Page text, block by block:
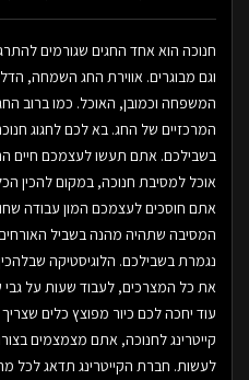
חנוכה הוא אחד החגים שגורמים
וגם מבוגרים. אווירת החג השמחה,
המשפחה וכמובן, האוכל. כמו ברוב
המרכזיים של החג. בא לכם לחגוג
בשבילכם. אתם תעשו לעצמכם חיים
אוכל למסיבת חנוכה, במקום להכין
אתם חוסכים לעצמכם המון עבודה
המסיבה שתהיה מהנה בשביל
נגמרת בשבילכם. הלוגיסטיקה
את כל המצרכים, לעבוד שעות על גבי
עוד יחכה לכם כיור מפוצץ כלים
קייטרינג לחנוכה, אתם מצמצמים
לעשות. חברת הקייטרינג תדאג לכל